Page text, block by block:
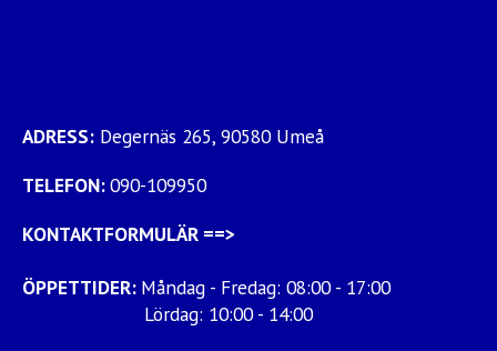
ADRESS: Degernäs 265, 90580 Umeå
TELEFON:090-109950
KONTAKTFORMULÄR ==>
ÖPPETTIDER: Måndag - Fredag: 08:00 - 17:00
Lördag: 10:00 - 14:00